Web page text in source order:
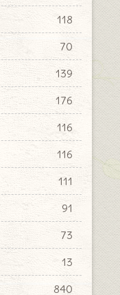
118
70
139
176
116
116
111
91
73
13
840